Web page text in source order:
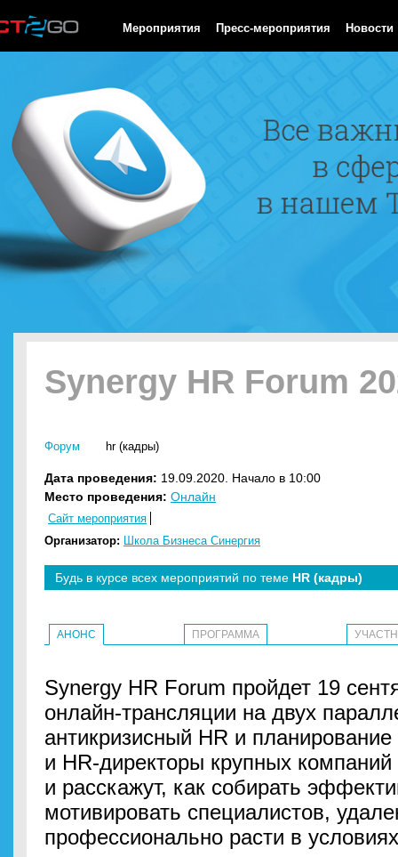
Мероприятия Пресс-мероприятия Новости
Synergy HR Forum
Форум hr (кадры)
Дата проведения: 19.09.2020. Начало в 10:00
Место проведения: Онлайн
Сайт мероприятия
Организатор: Школа Бизнеса Синергия
Будь в курсе всех мероприятий по теме HR (кадры)
АНОНС ПРОГРАММА
Synergy HR Forum пройдет 19
онлайн-трансляции на двух
антикризисный HR и
и HR-директоры крупных
и расскажут, как собирать
мотивировать специалистов,
профессионально расти в